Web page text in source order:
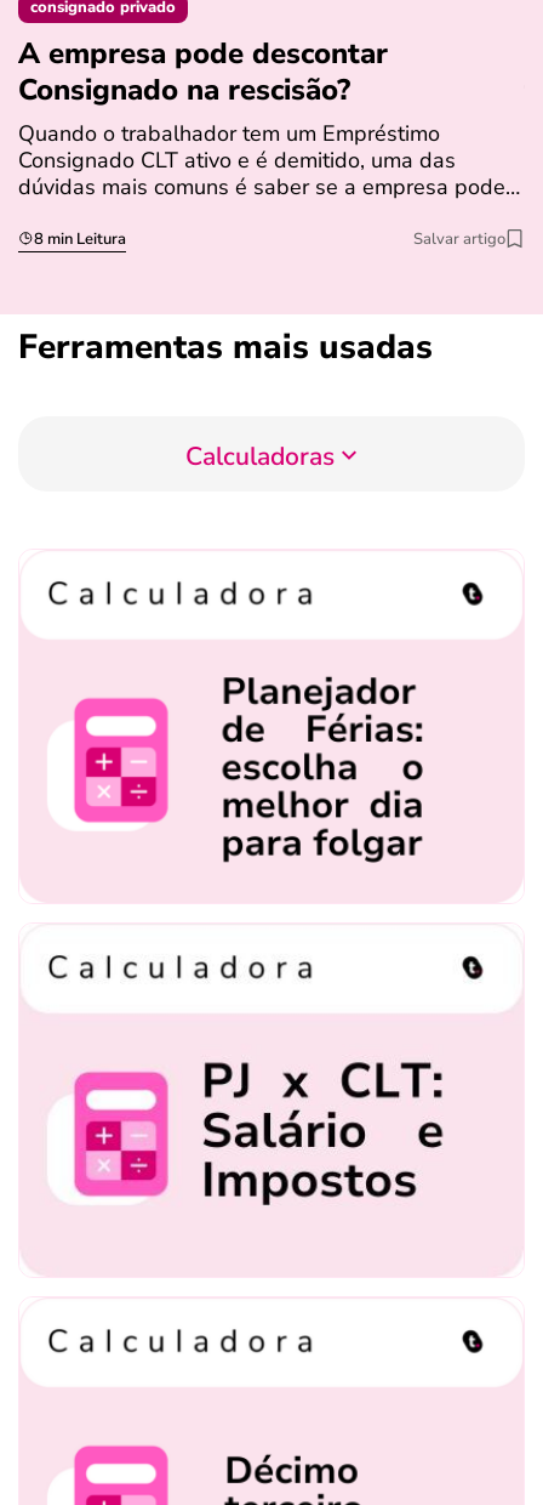
consignado privado
A empresa pode descontar
Consignado na rescisão​?
Quando o trabalhador tem um Empréstimo
Consignado CLT ativo e é demitido, uma das
dúvidas mais comuns é saber se a empresa pode…
8 min Leitura Salvar artigo
Ferramentas mais usadas
Calculadoras